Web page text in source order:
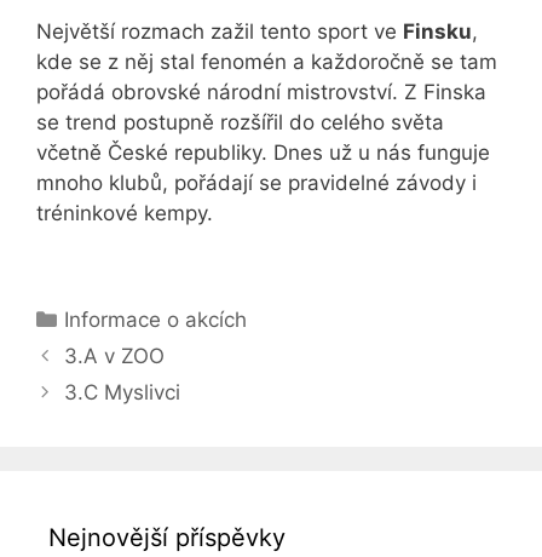
Největší rozmach zažil tento sport ve Finsku,
kde se z něj stal fenomén a každoročně se tam
pořádá obrovské národní mistrovství. Z Finska
se trend postupně rozšířil do celého světa
včetně České republiky. Dnes už u nás funguje
mnoho klubů, pořádají se pravidelné závody i
tréninkové kempy.
Rubriky
Informace o akcích
3.A v ZOO
3.C Myslivci
Nejnovější příspěvky